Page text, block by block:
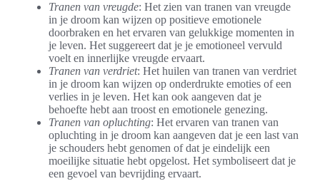
Tranen van vreugde: Het zien van tranen van vreugde
in je droom kan wijzen op positieve emotionele
doorbraken en het ervaren van gelukkige momenten in
je leven. Het suggereert dat je je emotioneel vervuld
voelt en innerlijke vreugde ervaart.
Tranen van verdriet: Het huilen van tranen van verdriet
in je droom kan wijzen op onderdrukte emoties of een
verlies in je leven. Het kan ook aangeven dat je
behoefte hebt aan troost en emotionele genezing.
Tranen van opluchting: Het ervaren van tranen van
opluchting in je droom kan aangeven dat je een last van
je schouders hebt genomen of dat je eindelijk een
moeilijke situatie hebt opgelost. Het symboliseert dat je
een gevoel van bevrijding ervaart.